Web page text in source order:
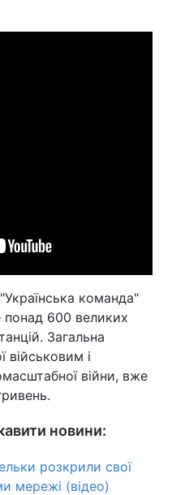
команда"
600 великих
Загальна
військовим і
війни, вже
новини:
розкрили свої
мережі (відео)